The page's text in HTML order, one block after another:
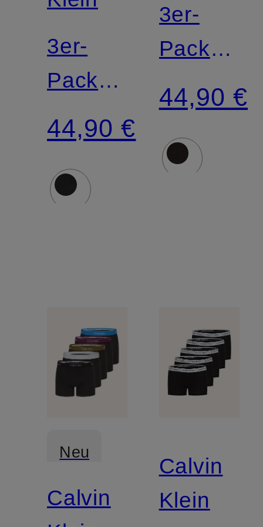
3er-
Pack
Boxershorts
ICON
COTTON
44,90 €
3er-
Pack
ICON
COTTON
44,90 €
Neu
Calvin
Calvin
Klein